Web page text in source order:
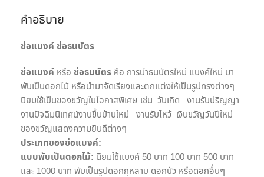
คำอธิบาย
ช่อแบงค์ ช่อธนบัตร
ช่อแบงค์ หรือ ช่อธนบัตร คือ การนำธนบัตรใหม่ แบงค์ใหม่ มา
พับเป็นดอกไม้ หรือนำมาจัดเรียงและตกแต่งให้เป็นรูปทรงต่างๆ
นิยมใช้เป็นของขวัญในโอกาสพิเศษ เช่น วันเกิด งานรับปริญญา
งานปัจฉิมนิเทศน์งานขึ้นบ้านใหม่ งานรับไหว้ เงินขวัญวันปีใหม่
ของขวัญแสดงความยินดีต่างๆ
ประเภทของช่อแบงค์:
แบบพับเป็นดอกไม้: นิยมใช้แบงค์ 50 บาท 100 บาท 500 บาท
และ 1000 บาท พับเป็นรูปดอกกุหลาบ ดอกบัว หรือดอกอื่นๆ